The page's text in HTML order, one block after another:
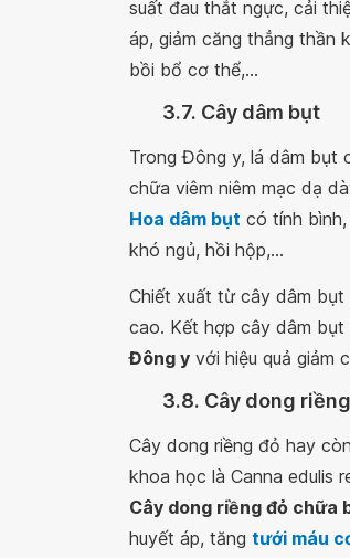
suất đau thắt ngực, cải
áp, giảm căng thẳng thần
bồi bổ cơ thể,...
3.7. Cây dâm bụt
Trong Đông y, lá dâm bụt
chữa viêm niêm mạc dạ
Hoa dâm bụt có tính
khó ngủ, hồi hộp,...
Chiết xuất từ cây dâm
cao. Kết hợp cây dâm
Đông y với hiệu quả giảm
3.8. Cây dong
Cây dong riềng đỏ hay
khoa học là Canna edulis
Cây dong riềng đỏ chữa
huyết áp, tăng tưới máu